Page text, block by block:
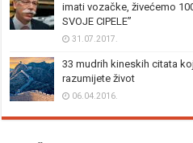
imati vozačke, živećemo
SVOJE CIPELE”
31.07.2017.
33 mudrih kineskih citata
razumijete život
06.04.2016.